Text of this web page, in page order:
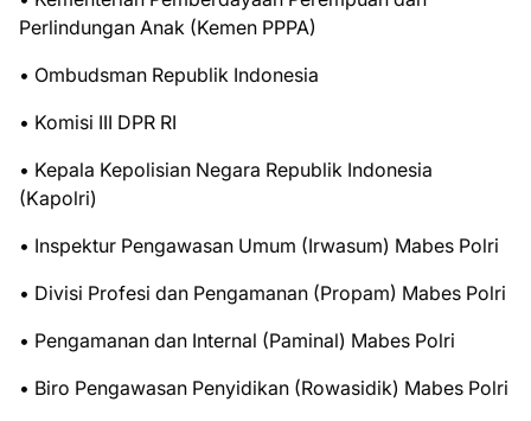
Perlindungan Anak (Kemen PPPA)
• Ombudsman Republik Indonesia
• Komisi III DPR RI
• Kepala Kepolisian Negara Republik Indonesia
(Kapolri)
• Inspektur Pengawasan Umum (Irwasum) Mabes Polri
• Divisi Profesi dan Pengamanan (Propam) Mabes Polri
• Pengamanan dan Internal (Paminal) Mabes Polri
• Biro Pengawasan Penyidikan (Rowasidik) Mabes Polri